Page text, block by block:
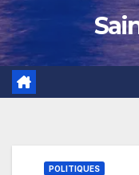
POLITIQUES